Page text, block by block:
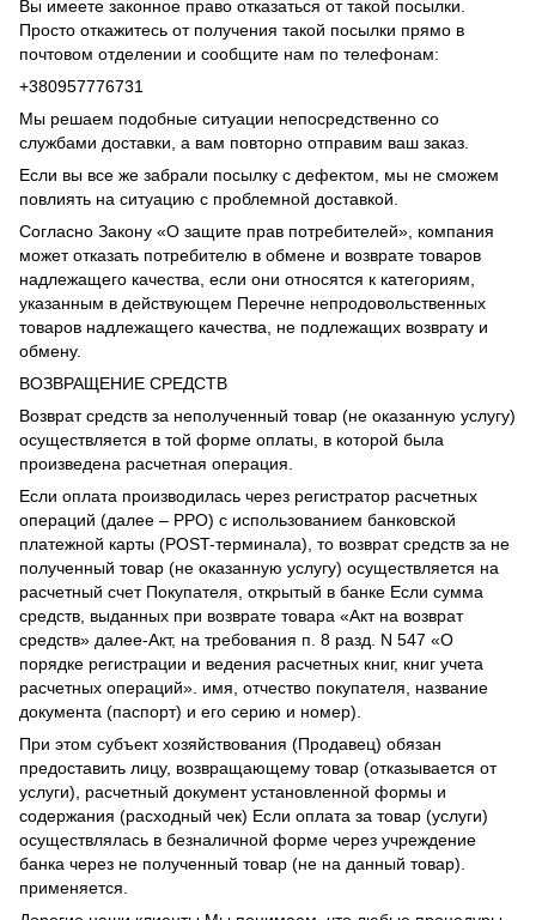
Вы имеете законное право отказаться от такой посылки.
Просто откажитесь от получения такой посылки прямо в
почтовом отделении и сообщите нам по телефонам:
+380957776731
Мы решаем подобные ситуации непосредственно со
службами доставки, а вам повторно отправим ваш заказ.
Если вы все же забрали посылку с дефектом, мы не сможем
повлиять на ситуацию с проблемной доставкой.
Согласно Закону «О защите прав потребителей», компания
может отказать потребителю в обмене и возврате товаров
надлежащего качества, если они относятся к категориям,
указанным в действующем Перечне непродовольственных
товаров надлежащего качества, не подлежащих возврату и
обмену.
ВОЗВРАЩЕНИЕ СРЕДСТВ
Возврат средств за неполученный товар (не оказанную услугу)
осуществляется в той форме оплаты, в которой была
произведена расчетная операция.
Если оплата производилась через регистратор расчетных
операций (далее – РРО) с использованием банковской
платежной карты (POST-терминала), то возврат средств за не
полученный товар (не оказанную услугу) осуществляется на
расчетный счет Покупателя, открытый в банке Если сумма
средств, выданных при возврате товара «Акт на возврат
средств» далее-Акт, на требования п. 8 разд. N 547 «О
порядке регистрации и ведения расчетных книг, книг учета
расчетных операций». имя, отчество покупателя, название
документа (паспорт) и его серию и номер).
При этом субъект хозяйствования (Продавец) обязан
предоставить лицу, возвращающему товар (отказывается от
услуги), расчетный документ установленной формы и
содержания (расходный чек) Если оплата за товар (услуги)
осуществлялась в безналичной форме через учреждение
банка через не полученный товар (не на данный товар).
применяется.